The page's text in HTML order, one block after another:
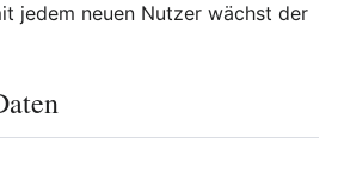
jedem neuen Nutzer wächst der